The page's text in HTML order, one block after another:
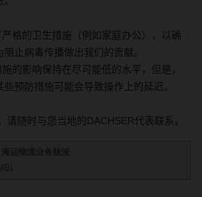
严格的卫生措施（例如家庭办公），以确
止病毒传播做出我们的贡献。
的影响保持在尽可能低的水平，但是，
预防措施可能会导致操作上的延迟。
请随时与您当地的DACHSER代表联系。